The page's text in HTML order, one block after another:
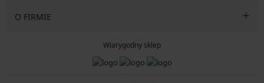
O FIRMIE
Wiarygodny sklep